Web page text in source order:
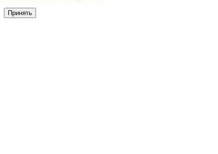
Принять